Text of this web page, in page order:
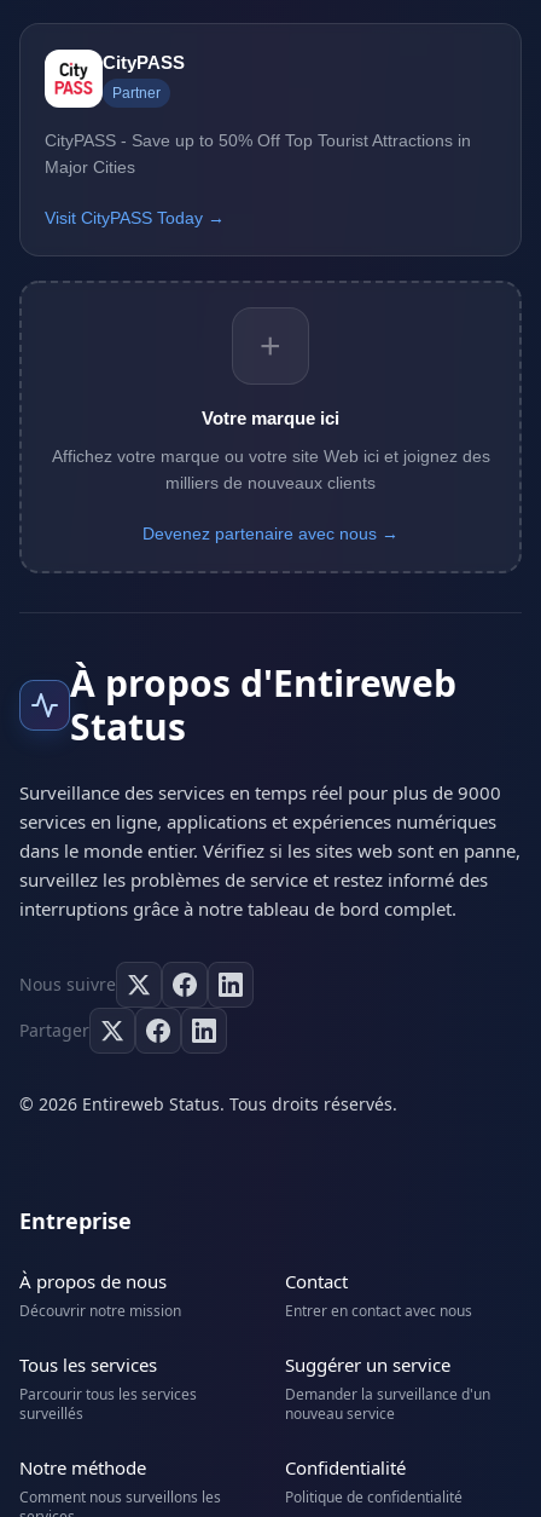
CityPASS
Partner
CityPASS - Save up to 50% Off Top Tourist Attractions in
Major Cities
Visit CityPASS Today →
+
Votre marque ici
Affichez votre marque ou votre site Web ici et joignez des
milliers de nouveaux clients
Devenez partenaire avec nous →
À propos d'Entireweb
Status
Surveillance des services en temps réel pour plus de 9000
services en ligne, applications et expériences numériques
dans le monde entier. Vérifiez si les sites web sont en panne,
surveillez les problèmes de service et restez informé des
interruptions grâce à notre tableau de bord complet.
Nous suivre
Partager
© 2026 Entireweb Status. Tous droits réservés.
Entreprise
À propos de nous
Découvrir notre mission
Contact
Entrer en contact avec nous
Tous les services
Parcourir tous les services
surveillés
Suggérer un service
Demander la surveillance d'un
nouveau service
Notre méthode
Comment nous surveillons les
Confidentialité
Politique de confidentialité